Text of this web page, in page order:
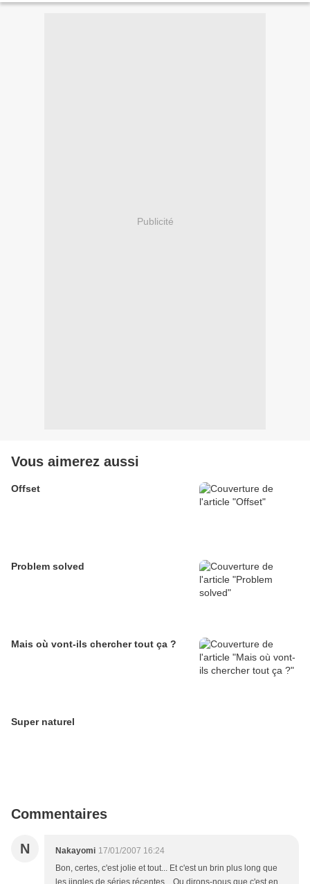
Publicité
Vous aimerez aussi
Offset
Problem solved
Mais où vont-ils chercher tout ça ?
Super naturel
Commentaires
N Nakayomi 17/01/2007 16:24
Bon, certes, c'est jolie et tout... Et c'est un brin plus long que
les jingles de séries récentes... Ou dirons-nous que c'est en